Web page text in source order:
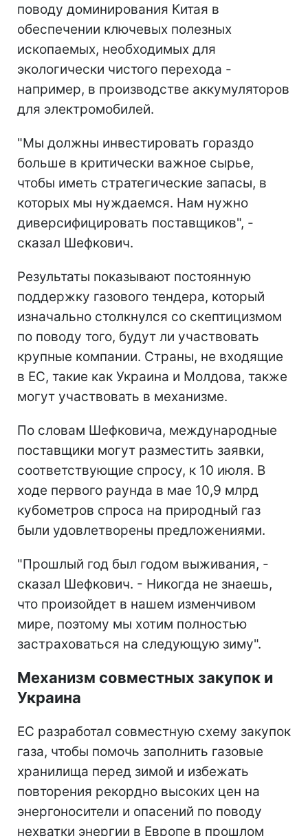
поводу доминирования Китая в
обеспечении ключевых полезных
ископаемых, необходимых для
экологически чистого перехода -
например, в производстве аккумуляторов
для электромобилей.
"Мы должны инвестировать гораздо
больше в критически важное сырье,
чтобы иметь стратегические запасы, в
которых мы нуждаемся. Нам нужно
диверсифицировать поставщиков", -
сказал Шефкович.
Результаты показывают постоянную
поддержку газового тендера, который
изначально столкнулся со скептицизмом
по поводу того, будут ли участвовать
крупные компании. Страны, не входящие
в ЕС, такие как Украина и Молдова, также
могут участвовать в механизме.
По словам Шефковича, международные
поставщики могут разместить заявки,
соответствующие спросу, к 10 июля. В
ходе первого раунда в мае 10,9 млрд
кубометров спроса на природный газ
были удовлетворены предложениями.
"Прошлый год был годом выживания, -
сказал Шефкович. - Никогда не знаешь,
что произойдет в нашем изменчивом
мире, поэтому мы хотим полностью
застраховаться на следующую зиму".
Механизм совместных закупок и
Украина
ЕС разработал совместную схему закупок
газа, чтобы помочь заполнить газовые
хранилища перед зимой и избежать
повторения рекордно высоких цен на
энергоносители и опасений по поводу
нехватки энергии в Европе в прошлом